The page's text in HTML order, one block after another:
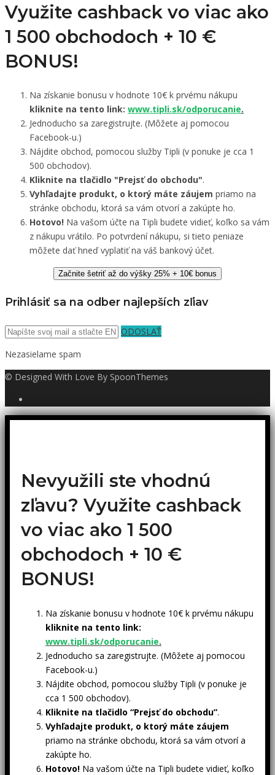
Využite cashback vo viac ako
1 500 obchodoch + 10 €
BONUS!
Na získanie bonusu v hodnote 10€ k prvému nákupu
kliknite na tento link: www.tipli.sk/odporucanie.
Jednoducho sa zaregistrujte. (Môžete aj pomocou
Facebook-u.)
Nájdite obchod, pomocou služby Tipli (v ponuke je cca 1
500 obchodov).
Kliknite na tlačidlo "Prejsť do obchodu".
Vyhľadajte produkt, o ktorý máte záujem priamo na
stránke obchodu, ktorá sa vám otvorí a zakúpte ho.
Hotovo! Na vašom účte na Tipli budete vidieť, koľko sa vám
z nákupu vrátilo. Po potvrdení nákupu, si tieto peniaze
môžete dať hneď vyplatiť na váš bankový účet.
Začnite šetriť až do výšky 25% + 10€ bonus
Prihlásiť sa na odber najlepších zľiav
ODOSLAŤ
Nezasielame spam
© Designed With Love By SpoonThemes
Nevyužili ste vhodnú
zľavu? Využite cashback
vo viac ako 1 500
obchodoch + 10 €
BONUS!
Na získanie bonusu v hodnote 10€ k prvému nákupu
kliknite na tento link:
www.tipli.sk/odporucanie.
Jednoducho sa zaregistrujte. (Môžete aj pomocou
Facebook-u.)
Nájdite obchod, pomocou služby Tipli (v ponuke je
cca 1 500 obchodov).
Kliknite na tlačidlo “Prejsť do obchodu”.
Vyhľadajte produkt, o ktorý máte záujem
priamo na stránke obchodu, ktorá sa vám otvorí a
zakúpte ho.
Hotovo! Na vašom účte na Tipli budete vidieť, koľko